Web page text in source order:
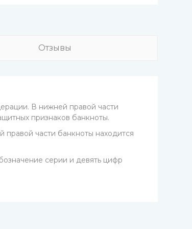
В нижней правой части
признаков банкноты.
правой части банкноты находится
серии и девять цифр
Отзывы